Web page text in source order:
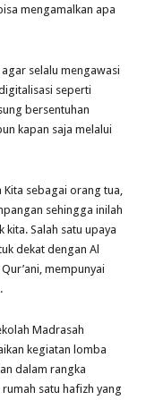
mengamalkan apa
selalu mengawasi
seperti
bersentuhan
kapan saja melalui
sebagai orang tua,
sehingga inilah
Salah satu upaya
dekat dengan Al
mempunyai
Madrasah
kegiatan lomba
dalam rangka
satu hafizh yang